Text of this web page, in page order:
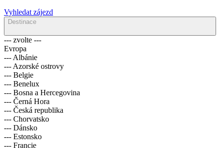
Vyhledat zájezd
Destinace
--- zvolte ---
Evropa
--- Albánie
--- Azorské ostrovy
--- Belgie
--- Benelux
--- Bosna a Hercegovina
--- Černá Hora
--- Česká republika
--- Chorvatsko
--- Dánsko
--- Estonsko
--- Francie